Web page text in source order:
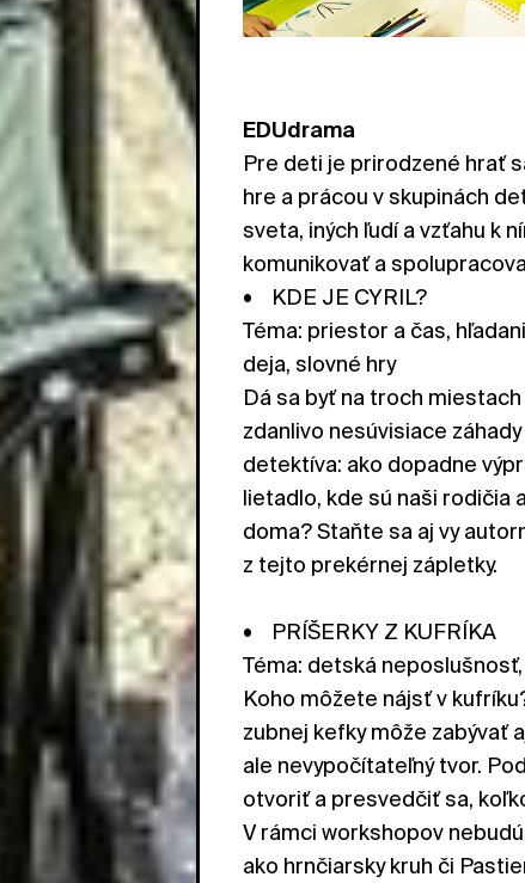
EDUdrama
Pre deti je prirodzené hrať
hre a prácou v skupinách
sveta, iných ľudí a vzťahu k
komunikovať a
• KDE JE CYRIL?
Téma: priestor a čas,
deja, slovné hry
Dá sa byť na troch
zdanlivo nesúvisiace
detektíva: ako dopadne
lietadlo, kde sú naši rodičia
doma? Staňte sa aj vy
z tejto prekérnej zápletky.
• PRÍŠERKY Z KUFRÍKA
Téma: detská
Koho môžete nájsť v
zubnej kefky môže zabývať
ale nevypočítateľný tvor.
otvoriť a presvedčiť sa,
V rámci workshopov
ako hrnčiarsky kruh či